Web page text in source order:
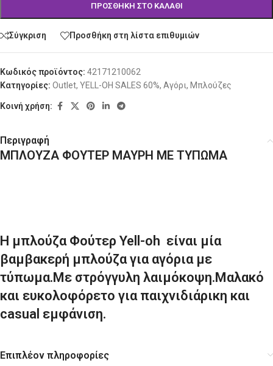
ΠΡΟΣΘΉΚΗ ΣΤΟ ΚΑΛΆΘΙ
Σύγκριση Προσθήκη στη λίστα επιθυμιών
Κωδικός προϊόντος: 42171210062
Κατηγορίες: Outlet, YELL-OH SALES 60%, Αγόρι, Μπλούζες
Κοινή χρήση:
Περιγραφή
ΜΠΛΟΥΖΑ ΦΟΥΤΕΡ ΜΑΥΡΗ ΜΕ ΤΥΠΩΜΑ
H μπλούζα Φούτερ Yell-oh είναι μία
βαμβακερή μπλούζα για αγόρια με
τύπωμα.Με στρόγγυλη λαιμόκοψη.Μαλακό
και ευκολοφόρετο για παιχνιδιάρικη και
casual εμφάνιση.
Επιπλέον πληροφορίες